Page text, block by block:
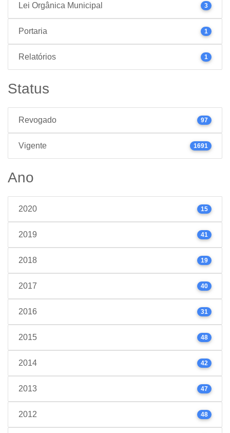
Lei Orgânica Municipal 3
Portaria 1
Relatórios 1
Status
Revogado 97
Vigente 1691
Ano
2020 15
2019 41
2018 19
2017 40
2016 31
2015 48
2014 42
2013 47
2012 48